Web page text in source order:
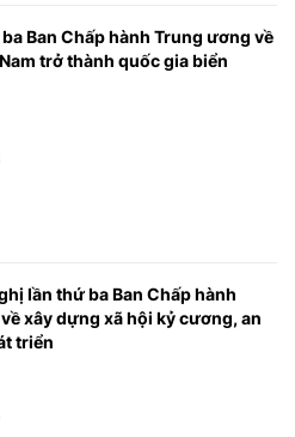
Ban Chấp hành Trung ương về
trở thành quốc gia biển
lần thứ ba Ban Chấp hành
xây dựng xã hội kỷ cương, an
triển